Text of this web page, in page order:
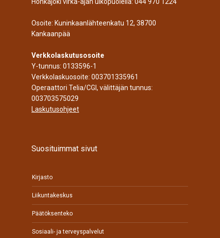
Osoite: Kuninkaanlähteenkatu 12, 38700
Kankaanpää
Verkkolaskutusosoite
Y-tunnus: 0133596-1
Verkkolaskuosoite: 003701335961
Operaattori Telia/CGI, välittäjän tunnus:
003703575029
Laskutusohjeet
Suosituimmat sivut
Kirjasto
Liikuntakeskus
Päätöksenteko
Sosiaali- ja terveyspalvelut